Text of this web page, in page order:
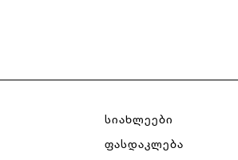
სიახლეები
ფასდაკლება